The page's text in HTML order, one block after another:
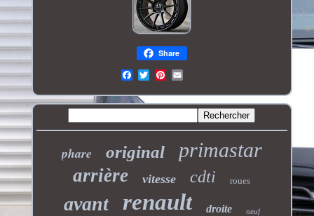
Share
phare original primastar
arrière vitesse cdti roues
avant renault droite neuf